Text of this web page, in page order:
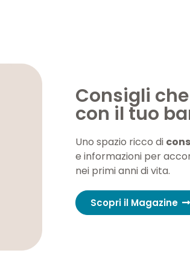
Consigli
con il tuo
Uno spazio ricco di
e informazioni per
nei primi anni di vita.
Scopri il Magazine